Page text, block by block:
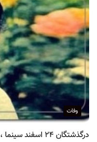
وفات
درگذشتگان ۲۴ اسفند سینما ، تئاتر و موسیقی؛ حسین امیرفضلی